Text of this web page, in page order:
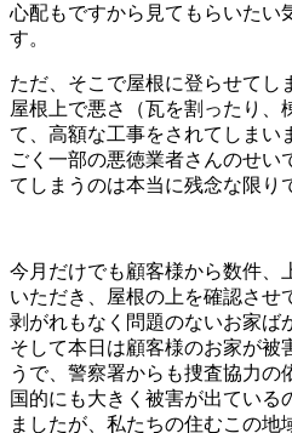
心配もですから見てもらいたい
す。
ただ、そこで屋根に登らせてし
屋根上で悪さ（瓦を割ったり、
て、高額な工事をされてしまい
ごく一部の悪徳業者さんのせい
てしまうのは本当に残念な限り
今月だけでも顧客様から数件、
いただき、屋根の上を確認させ
剥がれもなく問題のないお家ば
そして本日は顧客様のお家が被
うで、警察署からも捜査協力の
国的にも大きく被害が出ている
ましたが、私たちの住むこの地